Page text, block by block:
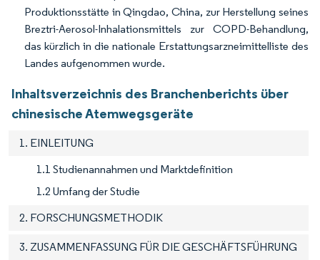
Produktionsstätte in Qingdao, China, zur Herstellung seines
Breztri-Aerosol-Inhalationsmittels zur COPD-Behandlung,
das kürzlich in die nationale Erstattungsarzneimittelliste des
Landes aufgenommen wurde.
Inhaltsverzeichnis des Branchenberichts über
chinesische Atemwegsgeräte
1. EINLEITUNG
1.1 Studienannahmen und Marktdefinition
1.2 Umfang der Studie
2. FORSCHUNGSMETHODIK
3. ZUSAMMENFASSUNG FÜR DIE GESCHÄFTSFÜHRUNG